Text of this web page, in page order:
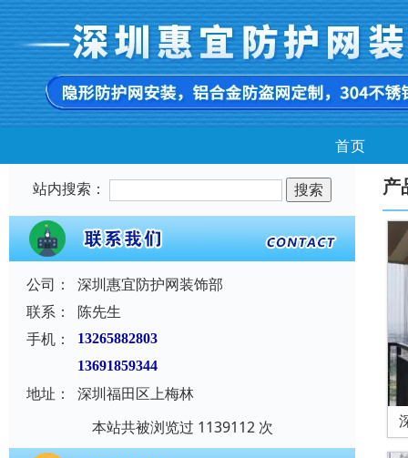
首页
站内搜索：
公司：
深圳惠宜防护网装饰部
联系：
陈先生
手机：
13265882803
13691859344
地址：
深圳福田区上梅林
本站共被浏览过 1139112 次
产